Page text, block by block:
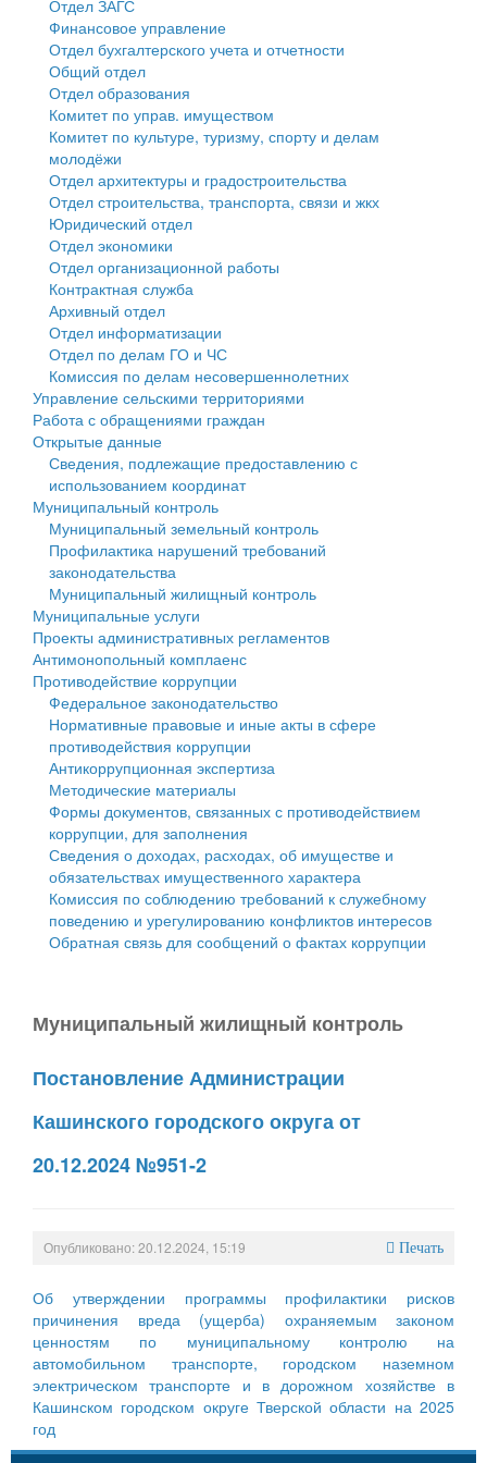
Государственные услуги
Промышленность и АПК
Экономика и бизнес
Символика
Устав
Гостям округа
Туризм
Культура
Образование
Здравоохранение
Социальная защита
Фотоальбом
муниципального округа Тверской области
Администрация Кашинского муниципального округа
Тверской области
Управление сельскими территориями
Открытые данные
Работа с обращениями граждан
Муниципальный контроль
Муниципальные услуги
Проекты административных регламентов
Антимонопольный комплаенс
Противодействие коррупции
Финансовое управление
Бюджет для граждан
Имущество
Выявление правообладателей ранее учтенных
объектов недвижимости
Имущественная поддержка субъектов малого и
среднего предпринимательства
Информационная поддержка субъектов малого и
среднего предпринимательства
Муниципальные программы
Контрольно-счетная палата
Персональные данные
Оценка регулирующего воздействия
Деятельность МУ
Нормативы градостроительного проектирования
Правила землепользования и застройки
Генеральные планы
Проекты планировки территории
Собрание депутатов
Городское поселение
Сельские поселения
Отдел ЗАГС
Финансовое управление
Отдел бухгалтерского учета и отчетности
Общий отдел
Отдел образования
Комитет по управ. имуществом
Комитет по культуре, туризму, спорту и делам
молодёжи
Отдел архитектуры и градостроительства
Отдел строительства, транспорта, связи и жкх
Юридический отдел
Отдел экономики
Отдел организационной работы
Контрактная служба
Архивный отдел
Отдел информатизации
Отдел по делам ГО и ЧС
Комиссия по делам несовершеннолетних
Управление сельскими территориями
Работа с обращениями граждан
Открытые данные
Сведения, подлежащие предоставлению с
использованием координат
Муниципальный контроль
Муниципальный земельный контроль
Профилактика нарушений требований
законодательства
Муниципальный жилищный контроль
Муниципальные услуги
Проекты административных регламентов
Антимонопольный комплаенс
Противодействие коррупции
Федеральное законодательство
Нормативные правовые и иные акты в сфере
противодействия коррупции
Антикоррупционная экспертиза
Методические материалы
Формы документов, связанных с противодействием
коррупции, для заполнения
Сведения о доходах, расходах, об имуществе и
обязательствах имущественного характера
Комиссия по соблюдению требований к служебному
поведению и урегулированию конфликтов интересов
Обратная связь для сообщений о фактах коррупции
Муниципальный жилищный контроль
Постановление Администрации
Кашинского городского округа от
20.12.2024 №951-2
Опубликовано: 20.12.2024, 15:19 Печать
Об утверждении программы профилактики рисков
причинения вреда (ущерба) охраняемым законом
ценностям по муниципальному контролю на
автомобильном транспорте, городском наземном
электрическом транспорте и в дорожном хозяйстве в
Кашинском городском округе Тверской области на 2025
год